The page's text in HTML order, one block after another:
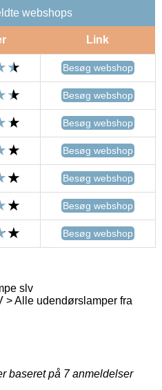
webshops
Link
Besøg webshop
Besøg webshop
Besøg webshop
Besøg webshop
Besøg webshop
Besøg webshop
Besøg webshop
slv
> Alle udendørslamper fra
baseret på 7anmeldelser